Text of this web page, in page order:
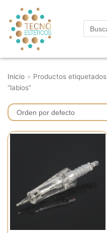
Saltar
al
contenido
Inicio » Productos etiquetados
“labios”